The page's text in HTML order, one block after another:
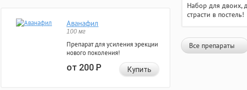
Аванафил
100 мг
Препарат для усиления эрекции
нового поколения!
от 200Р Купить
Набор для двоих,
страсти в постель!
Все препараты